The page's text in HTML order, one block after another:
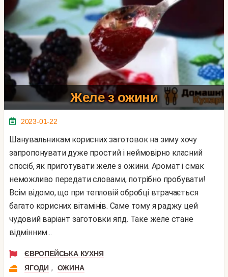
Желе з ожини
2023-01-22
Шанувальникам корисних заготовок на зиму хочу
запропонувати дуже простий і неймовірно класний
спосіб, як приготувати желе з ожини. Аромат і смак
неможливо передати словами, потрібно пробувати!
Всім відомо, що при тепловій обробці втрачається
багато корисних вітамінів. Саме тому я раджу цей
чудовий варіант заготовки ягід. Таке желе стане
відмінним...
ЄВРОПЕЙСЬКА КУХНЯ
ЯГОДИ ,
ОЖИНА